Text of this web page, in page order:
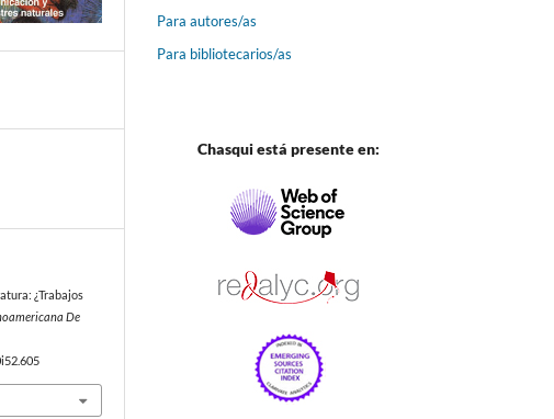
¿Trabajos
De
Para autores/as
Para bibliotecarios/as
Chasqui está presente en: